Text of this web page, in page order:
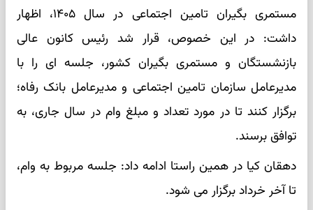
مستمری بگیران تامین اجتماعی در سال ۱۴۰۵، اظهار
داشت: در این خصوص، قرار شد رئیس کانون عالی
بازنشستگان و مستمری بگیران کشور، جلسه ای را با
مدیرعامل سازمان تامین اجتماعی و مدیرعامل بانک رفاه؛
برگزار کنند تا در مورد تعداد و مبلغ وام در سال جاری، به
توافق برسند.
دهقان کیا در همین راستا ادامه داد: جلسه مربوط به وام،
تا آخر خرداد برگزار می شود.